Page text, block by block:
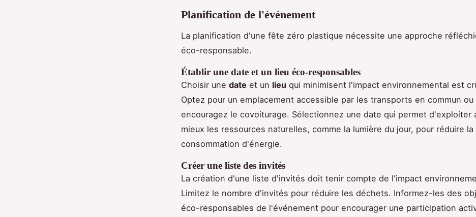
Planification de l'événement
La planification d'une fête zéro plastique nécessite une approche
éco-responsable.
Établir une date et un lieu éco-responsables
Choisir une date et un lieu qui minimisent l'impact environnemental est
Optez pour un emplacement accessible par les transports en commun ou
encouragez le covoiturage. Sélectionnez une date qui permet d'exploiter
mieux les ressources naturelles, comme la lumière du jour, pour réduire la
consommation d'énergie.
Créer une liste des invités
La création d'une liste d'invités doit tenir compte de l'impact
Limitez le nombre d'invités pour réduire les déchets. Informez-les des
éco-responsables de l'événement pour encourager une participation